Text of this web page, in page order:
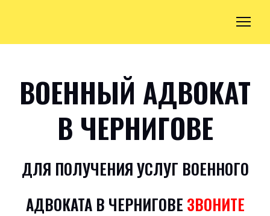
ВОЕННЫЙ АДВОКАТ
В ЧЕРНИГОВЕ
ДЛЯ ПОЛУЧЕНИЯ УСЛУГ ВОЕННОГО
АДВОКАТА В ЧЕРНИГОВЕ ЗВОНИТЕ